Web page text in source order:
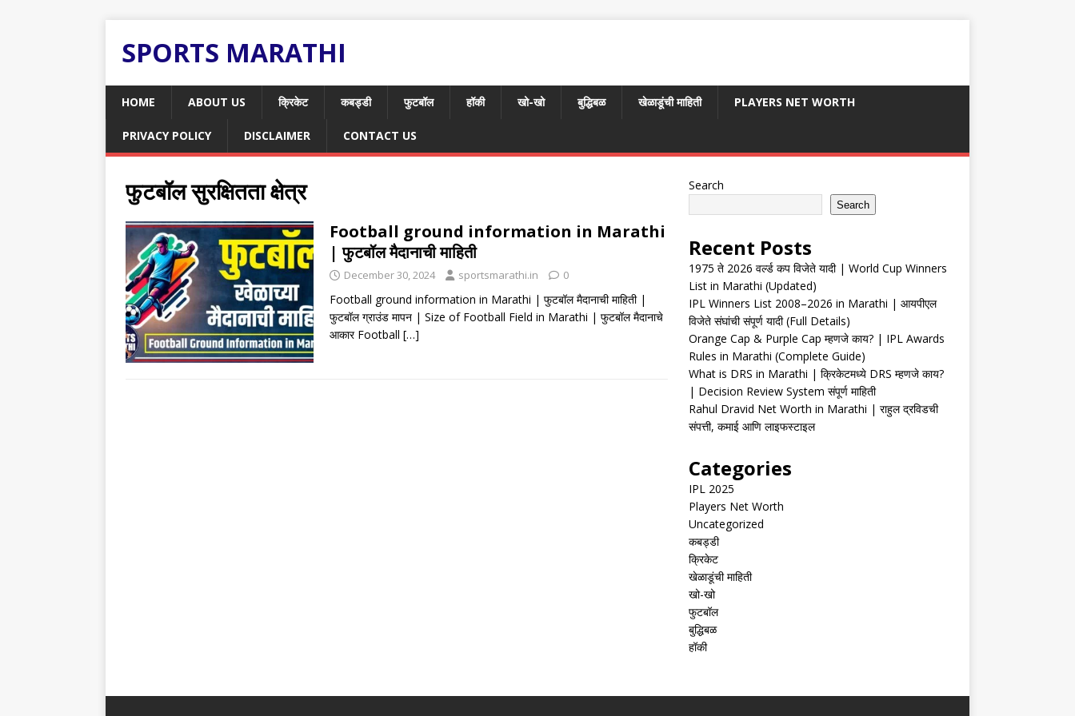
SPORTS MARATHI
HOME ABOUT US क्रिकेट कबड्डी फुटबॉल हॉकी खो-खो बुद्धिबळ खेळाडूंची माहिती PLAYERS NET WORTH
PRIVACY POLICY DISCLAIMER CONTACT US
फुटबॉल सुरक्षितता क्षेत्र
Football ground information in Marathi
| फुटबॉल मैदानाची माहिती
December 30, 2024 sportsmarathi.in 0
Football ground information in Marathi | फुटबॉल मैदानाची माहिती |
फुटबॉल ग्राउंड मापन | Size of Football Field in Marathi | फुटबॉल मैदानाचे
आकार Football […]
Search
Search
Recent Posts
1975 ते 2026 वर्ल्ड कप विजेते यादी | World Cup Winners
List in Marathi (Updated)
IPL Winners List 2008–2026 in Marathi | आयपीएल
विजेते संघांची संपूर्ण यादी (Full Details)
Orange Cap & Purple Cap म्हणजे काय? | IPL Awards
Rules in Marathi (Complete Guide)
What is DRS in Marathi | क्रिकेटमध्ये DRS म्हणजे काय?
| Decision Review System संपूर्ण माहिती
Rahul Dravid Net Worth in Marathi | राहुल द्रविडची
संपत्ती, कमाई आणि लाइफस्टाइल
Categories
IPL 2025
Players Net Worth
Uncategorized
कबड्डी
क्रिकेट
खेळाडूंची माहिती
खो-खो
फुटबॉल
बुद्धिबळ
हॉकी